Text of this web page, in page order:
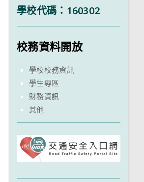
學校代碼：160302
校務資料開放
學校校務資訊
學生專區
財務資訊
其他